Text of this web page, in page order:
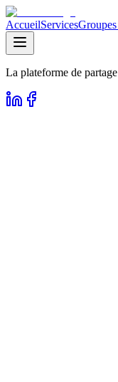
AccueilServices
La plateforme de